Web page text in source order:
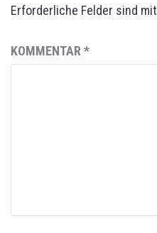
Erforderliche Felder sind mit
KOMMENTAR*